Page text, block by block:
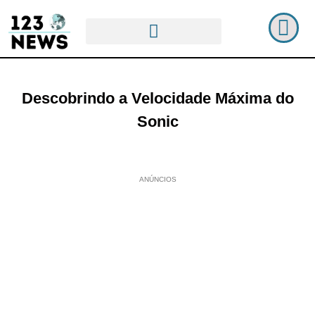
Descobrindo a Velocidade Máxima do
Sonic
ANÚNCIOS